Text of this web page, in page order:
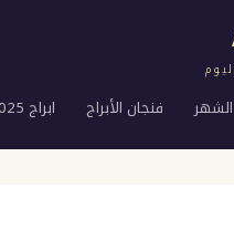
الشهر فنجان الأبراج ابراج 2025